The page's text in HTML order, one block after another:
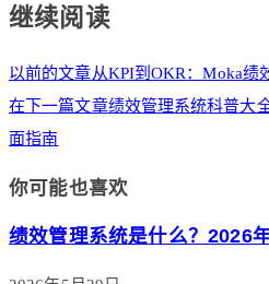
继续阅读
以前的文章从KPI到OKR：Moka绩
在下一篇文章绩效管理系统科普大
面指南
你可能也喜欢
绩效管理系统是什么？2026